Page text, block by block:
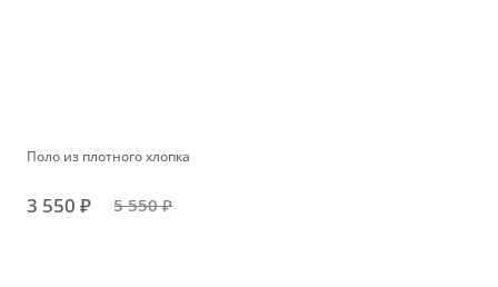
Поло из плотного хлопка
3 550 ₽ 5 550 ₽